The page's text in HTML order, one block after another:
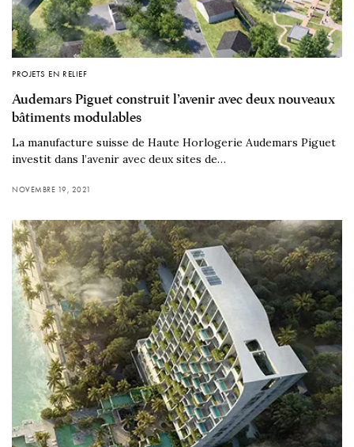
PROJETS EN RELIEF
Audemars Piguet construit l’avenir avec deux nouveaux
bâtiments modulables
La manufacture suisse de Haute Horlogerie Audemars Piguet
investit dans l’avenir avec deux sites de…
NOVEMBRE 19, 2021